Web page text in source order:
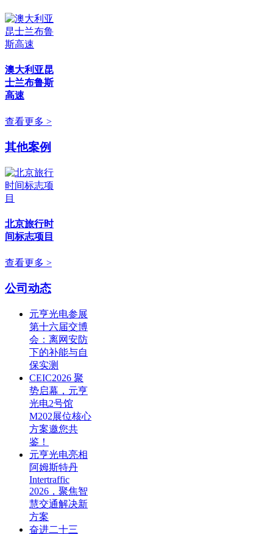
澳大利亚昆
士兰布鲁斯
高速
查看更多 >
其他案例
北京旅行时
间标志项目
查看更多 >
公司动态
元亨光电参展
第十六届交博
会：离网安防
下的补能与自
保实测
CEIC2026 聚
势启幕，元亨
光电2号馆
M202展位核心
方案邀您共
鉴！
元亨光电亮相
阿姆斯特丹
Intertraffic
2026，聚焦智
慧交通解决新
方案
奋进二十三